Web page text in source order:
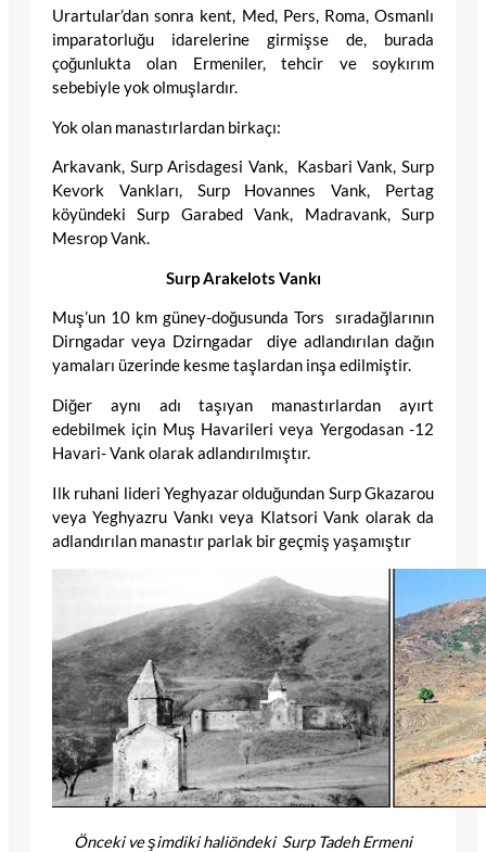
Urartular’dan sonra kent, Med, Pers, Roma, Osmanlı
imparatorluğu idarelerine girmişse de, burada
çoğunlukta olan Ermeniler, tehcir ve soykırım
sebebiyle yok olmuşlardır.
Yok olan manastırlardan birkaçı:
Arkavank, Surp Arisdagesi Vank, Kasbari Vank, Surp
Kevork Vankları, Surp Hovannes Vank, Pertag
köyündeki Surp Garabed Vank, Madravank, Surp
Mesrop Vank.
Surp Arakelots Vankı
Muş’un 10 km güney-doğusunda Tors sıradağlarının
Dirngadar veya Dzirngadar diye adlandırılan dağın
yamaları üzerinde kesme taşlardan inşa edilmiştir.
Diğer aynı adı taşıyan manastırlardan ayırt
edebilmek için Muş Havarileri veya Yergodasan -12
Havari- Vank olarak adlandırılmıştır.
Ilk ruhani lideri Yeghyazar olduğundan Surp Gkazarou
veya Yeghyazru Vankı veya Klatsori Vank olarak da
adlandırılan manastır parlak bir geçmiş yaşamıştır
Önceki ve şimdiki haliöndeki Surp Tadeh Ermeni